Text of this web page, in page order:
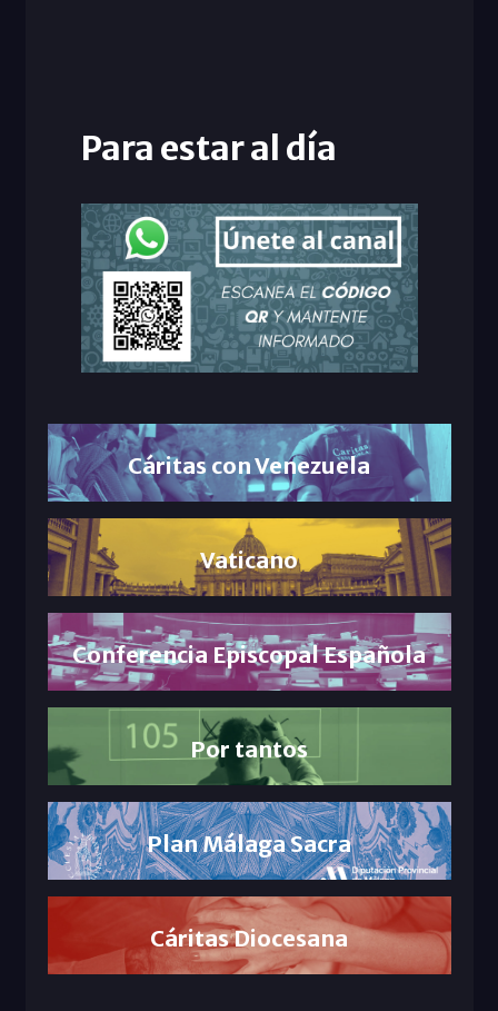
Para estar al día
Cáritas con Venezuela
Vaticano
Conferencia Episcopal Española
Por tantos
Plan Málaga Sacra
Cáritas Diocesana